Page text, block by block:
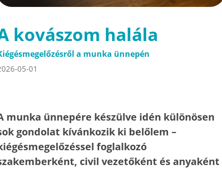
kovászom halála
a munka ünnepén
05-01
munka ünnepére készülve idén különösen
gondolat kívánkozik ki belőlem –
foglalkozó
civil vezetőként és anyaként